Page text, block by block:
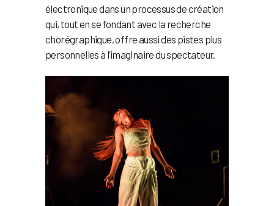
électronique dans un processus de création
qui, tout en se fondant avec la recherche
chorégraphique, offre aussi des pistes plus
personnelles à l’imaginaire du spectateur.